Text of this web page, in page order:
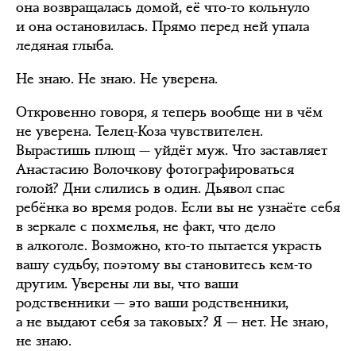
она возвращалась домой, её что-то кольнуло
и она остановилась. Прямо перед ней упала
ледяная глыба.
Не знаю. Не знаю. Не уверена.
Откровенно говоря, я теперь вообще ни в чём
не уверена. Телец-Коза чувствителен.
Вырастишь плющ — уйдёт муж. Что заставляет
Анастасию Волочкову фотографироваться
голой? Дни слились в один. Дьявол спас
ребёнка во время родов. Если вы не узнаёте себя
в зеркале с похмелья, не факт, что дело
в алкоголе. Возможно, кто-то пытается украсть
вашу судьбу, поэтому вы становитесь кем-то
другим. Уверены ли вы, что ваши
родственники — это ваши родственники,
а не выдают себя за таковых? Я — нет. Не знаю,
не знаю.